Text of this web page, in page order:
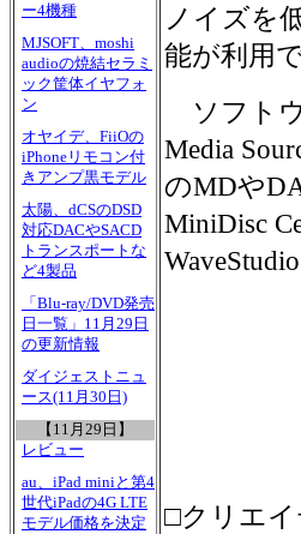
ー4機種
MJSOFT、moshi
audioの焼結セラミ
ック筐体イヤフォ
ン
オヤイデ、FiiOの
iPhoneリモコン付
きアンプ黒モデル
太陽、dCSのDSD
対応DACやSACD
トランスポートな
ど4製品
「Blu-ray/DVD発売
日一覧」11月29日
の更新情報
ダイジェストニュ
ース(11月30日)
【11月29日】
レビュー
au、iPad miniと第4
世代iPadの4G LTE
モデル価格を決定
ノイズを
能が利用
ソフトウ
Media
のMDや
MiniDisc
□クリエ